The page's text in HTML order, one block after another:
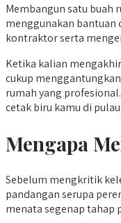
Membangun satu buah
menggunakan
kontraktor serta
Ketika kalian
cukup
rumah yang
cetak biru kamu di pulau
Mengapa
Sebelum mengkritik
pandangan serupa
menata segenap